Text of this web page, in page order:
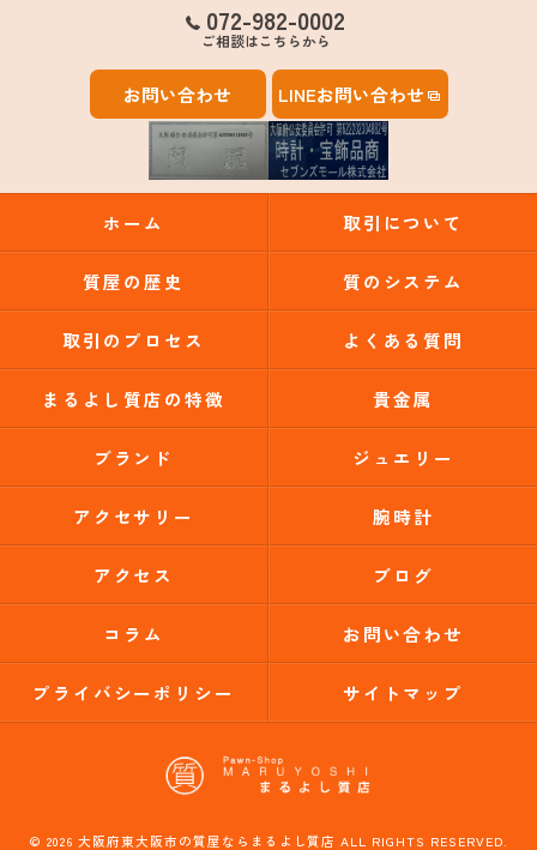
072-982-0002
ご相談はこちらから
お問い合わせ LINEお問い合わせ
ホーム 取引について
質屋の歴史 質のシステム
取引のプロセス よくある質問
まるよし質店の特徴 貴金属
ブランド ジュエリー
アクセサリー 腕時計
アクセス ブログ
コラム お問い合わせ
プライバシーポリシー サイトマップ
© 2026 大阪府東大阪市の質屋ならまるよし質店 ALL RIGHTS RESERVED.